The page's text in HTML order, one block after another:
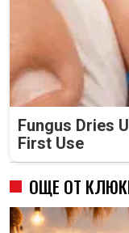
Fungus Dries
First Use
ОЩЕ ОТ